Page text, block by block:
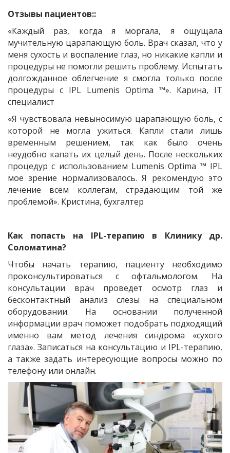
Отзывы пациентов::
«Каждый раз, когда я моргала, я ощущала
мучительную царапающую боль. Врач сказал, что у
меня сухость и воспаление глаз, но никакие капли и
процедуры не помогли решить проблему. Испытать
долгожданное облегчение я смогла только после
процедуры с IPL Lumenis Optima ™». Карина, IT
специалист
«Я чувствовала невыносимую царапающую боль, с
которой не могла ужиться. Капли стали лишь
временным решением, так как было очень
неудобно капать их целый день. После нескольких
процедур с использованием Lumenis Optima ™ IPL
мое зрение нормализовалось. Я рекомендую это
лечение всем коллегам, страдающим той же
проблемой». Кристина, бухгалтер
Как попасть на IPL-терапию в Клинику др.
Соломатина?
Чтобы начать терапию, пациенту необходимо
проконсультироваться с офтальмологом. На
консультации врач проведет осмотр глаз и
бесконтактный анализ слезы на специальном
оборудовании. На основании полученной
информации врач поможет подобрать подходящий
именно вам метод лечения синдрома «сухого
глаза». Записаться на консультацию и IPL-терапию,
а также задать интересующие вопросы можно по
телефону или онлайн.